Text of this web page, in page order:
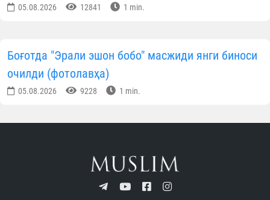
05.08.2026 12841 1 min.
Боғотда "Эрали эшон бобо" масжиди янги биноси
очилди (фотолавҳа)
05.08.2026 9228 1 min.